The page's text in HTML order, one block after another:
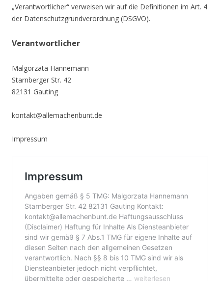
„Verantwortlicher“ verweisen wir auf die Definitionen im Art. 4
der Datenschutzgrundverordnung (DSGVO).
Verantwortlicher
Malgorzata Hannemann
Starnberger Str. 42
82131 Gauting
kontakt@allemachenbunt.de
Impressum